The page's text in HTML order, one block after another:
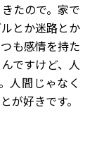
たので。家で
とか迷路とか
も感情を持た
ですけど、人
人間じゃなく
が好きです。